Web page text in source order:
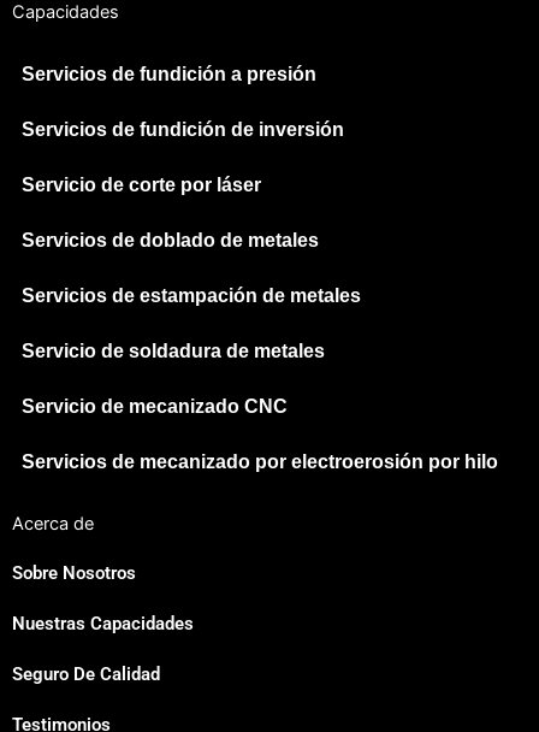
Capacidades
Servicios de fundición a presión
Servicios de fundición de inversión
Servicio de corte por láser
Servicios de doblado de metales
Servicios de estampación de metales
Servicio de soldadura de metales
Servicio de mecanizado CNC
Servicios de mecanizado por electroerosión por hilo
Acerca de
Sobre Nosotros
Nuestras Capacidades
Seguro De Calidad
Testimonios